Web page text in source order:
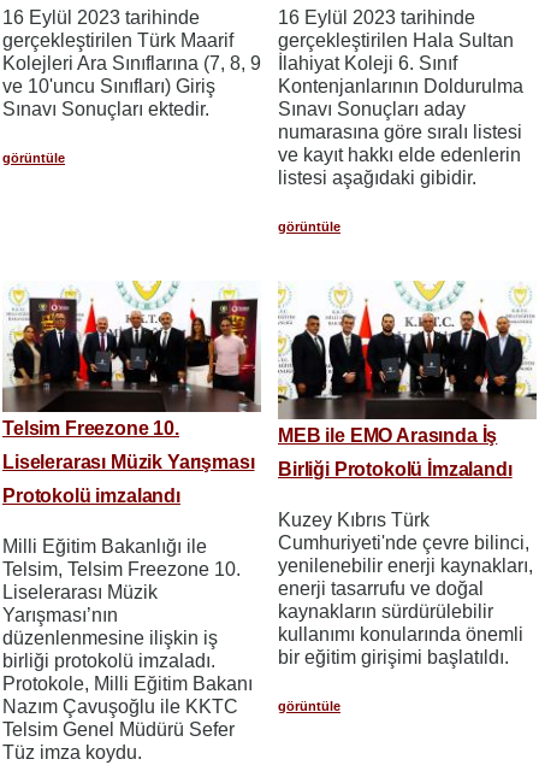
16 Eylül 2023 tarihinde
gerçekleştirilen Türk Maarif
Kolejleri Ara Sınıflarına (7, 8, 9
ve 10'uncu Sınıfları) Giriş
Sınavı Sonuçları ektedir.
görüntüle
16 Eylül 2023 tarihinde
gerçekleştirilen Hala Sultan
İlahiyat Koleji 6. Sınıf
Kontenjanlarının Doldurulma
Sınavı Sonuçları aday
numarasına göre sıralı listesi
ve kayıt hakkı elde edenlerin
listesi aşağıdaki gibidir.
görüntüle
Telsim Freezone 10.
Liselerarası Müzik Yarışması
Protokolü imzalandı
Milli Eğitim Bakanlığı ile
Telsim, Telsim Freezone 10.
Liselerarası Müzik
Yarışması’nın
düzenlenmesine ilişkin iş
birliği protokolü imzaladı.
Protokole, Milli Eğitim Bakanı
Nazım Çavuşoğlu ile KKTC
Telsim Genel Müdürü Sefer
Tüz imza koydu.
MEB ile EMO Arasında İş
Birliği Protokolü İmzalandı
Kuzey Kıbrıs Türk
Cumhuriyeti'nde çevre bilinci,
yenilenebilir enerji kaynakları,
enerji tasarrufu ve doğal
kaynakların sürdürülebilir
kullanımı konularında önemli
bir eğitim girişimi başlatıldı.
görüntüle